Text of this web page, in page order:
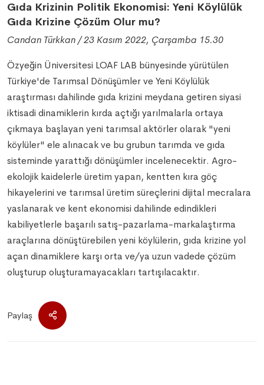
Gıda Krizinin Politik Ekonomisi: Yeni Köylülük
Gıda Krizine Çözüm Olur mu?
Candan Türkkan / 23 Kasım 2022, Çarşamba 15.30
Özyeğin Üniversitesi LOAF LAB bünyesinde yürütülen
Türkiye'de Tarımsal Dönüşümler ve Yeni Köylülük
araştırması dahilinde gıda krizini meydana getiren siyasi
iktisadi dinamiklerin kırda açtığı yarılmalarla ortaya
çıkmaya başlayan yeni tarımsal aktörler olarak "yeni
köylüler" ele alınacak ve bu grubun tarımda ve gıda
sisteminde yarattığı dönüşümler incelenecektir. Agro-
ekolojik kaidelerle üretim yapan, kentten kıra göç
hikayelerini ve tarımsal üretim süreçlerini dijital mecralara
yaslanarak ve kent ekonomisi dahilinde edindikleri
kabiliyetlerle başarılı satış-pazarlama-markalaştırma
araçlarına dönüştürebilen yeni köylülerin, gıda krizine yol
açan dinamiklere karşı orta ve/ya uzun vadede çözüm
oluşturup oluşturamayacakları tartışılacaktır.
Paylaş